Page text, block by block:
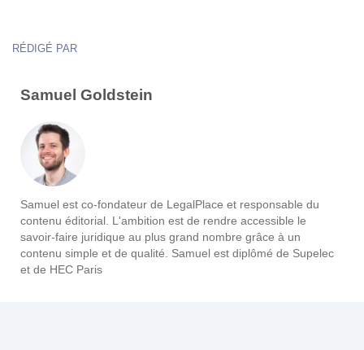
RÉDIGÉ PAR
Samuel Goldstein
Samuel est co-fondateur de LegalPlace et responsable du
contenu éditorial. L'ambition est de rendre accessible le
savoir-faire juridique au plus grand nombre grâce à un
contenu simple et de qualité. Samuel est diplômé de Supelec
et de HEC Paris